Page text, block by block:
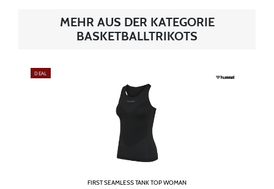
MEHR AUS DER KATEGORIE
BASKETBALLTRIKOTS
DEAL
FIRST SEAMLESS TANK TOP WOMAN